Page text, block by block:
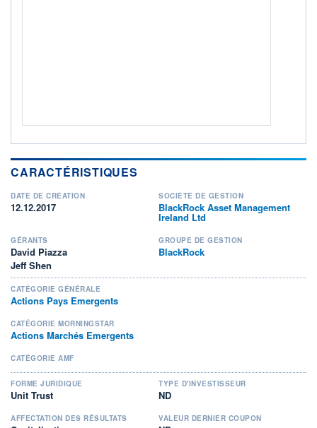
+ PORTEFEUILLE + LISTE
CARACTÉRISTIQUES
DATE DE CRÉATION
12.12.2017
SOCIÉTÉ DE GESTION
BlackRock Asset Management
Ireland Ltd
GÉRANTS
David Piazza
Jeff Shen
GROUPE DE GESTION
BlackRock
CATÉGORIE GÉNÉRALE
Actions Pays Emergents
CATÉGORIE MORNINGSTAR
Actions Marchés Emergents
CATÉGORIE AMF
FORME JURIDIQUE
Unit Trust
TYPE D'INVESTISSEUR
ND
AFFECTATION DES RÉSULTATS VALEUR DERNIER COUPON